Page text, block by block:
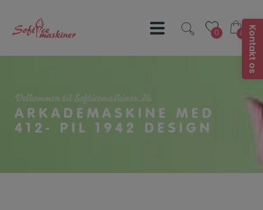
indholdet
0
0 00
Velkommen til Softicemaskiner.dk
ARKADEMASKINE MED
412- PIL 1942 DESIGN